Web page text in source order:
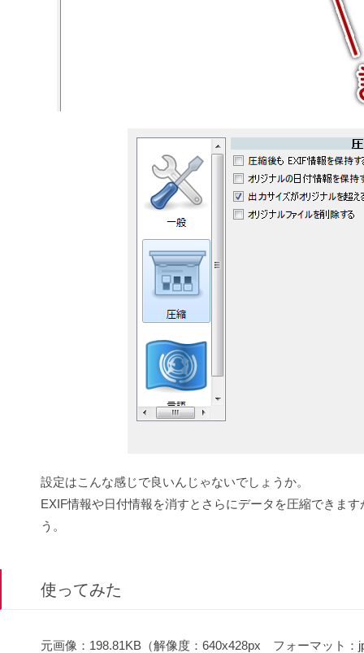
設定はこんな感じで良いんじゃないでしょうか。
EXIF情報や日付情報を消すとさらにデータを圧縮できま
う。
使ってみた
元画像：198.81KB（解像度：640x428px フォーマット：